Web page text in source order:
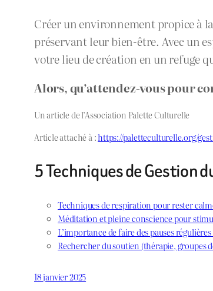
Créer un environnement propice à
préservant leur bien-être. Avec un
votre lieu de création en un refuge
Alors, qu’attendez-vous pour
Un article de l’Association Palette Culturelle
Article attaché à :https://paletteculturelle.org/
5 Techniques de Gestion
Techniques de respiration pour rester
Méditation et pleine conscience pour
L’importance de faire des pauses
Rechercher du soutien (thérapie, groupes
18 janvier 2025